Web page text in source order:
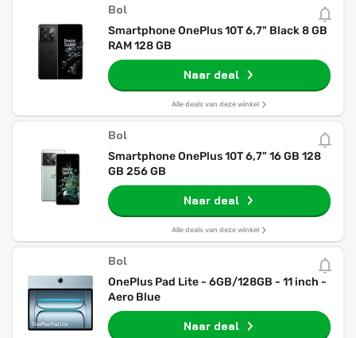
Bol
Smartphone OnePlus 10T 6,7" Black 8 GB
RAM 128 GB
Naar deal
Alle deals van deze winkel
Bol
Smartphone OnePlus 10T 6,7" 16 GB 128
GB 256 GB
Naar deal
Alle deals van deze winkel
Bol
OnePlus Pad Lite - 6GB/128GB - 11 inch -
Aero Blue
Naar deal